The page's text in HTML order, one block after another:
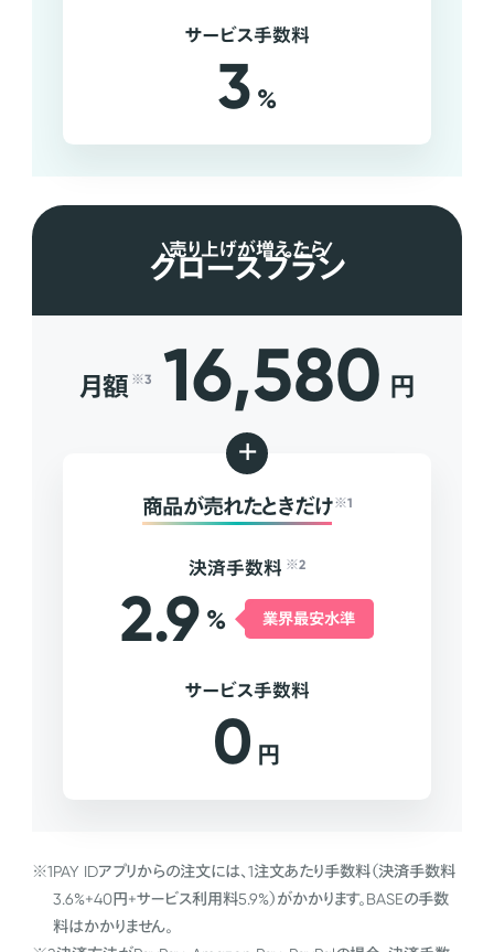
サービス手数料
3 %
売り上げが増えたら
グロースプラン
月額 ※3 16,580 円
+
商品が売れたときだけ ※1
決済手数料 ※2
2.9 % 業界最安水準
サービス手数料
0 円
※1PAY IDアプリからの注文には、1注文あたり手数料（決済手数料
3.6%+40円+サービス利用料5.9%）がかかります。BASEの手数
料はかかりません。